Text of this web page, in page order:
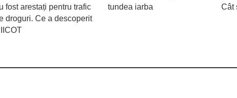
fost arestați pentru trafic
droguri. Ce a descoperit
tundea iarba
Cât